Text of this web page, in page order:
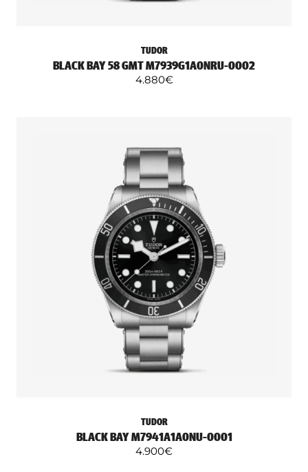
TUDOR
BLACK BAY 58 GMT M7939G1A0NRU-0002
4.880€
TUDOR
BLACK BAY M7941A1A0NU-0001
4.900€